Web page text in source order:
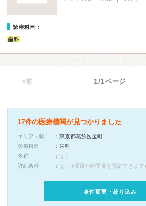
診療科目：
歯科
«前 1/1ページ
17件の医療機関が見つかりました
エリア・駅
東京都葛飾区金町
診療科目
歯科
名称
なし
詳細条件
なし (曜日や時間帯を指定できます)
条件変更・絞り込み